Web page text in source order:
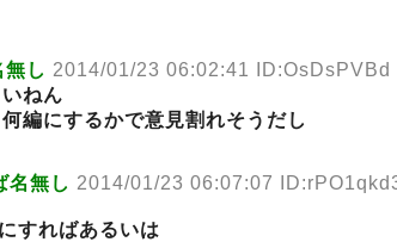
し 2014/01/23 06:02:41 ID:OsDsPVBd
ねん
編にするかで意見割れそうだし
名無し 2014/01/23 06:07:07
すればあるいは